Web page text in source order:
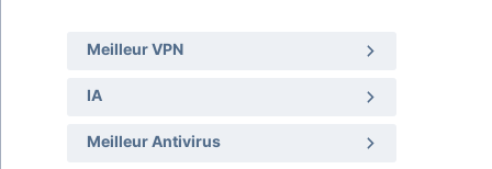
Meilleur VPN
IA
Meilleur Antivirus